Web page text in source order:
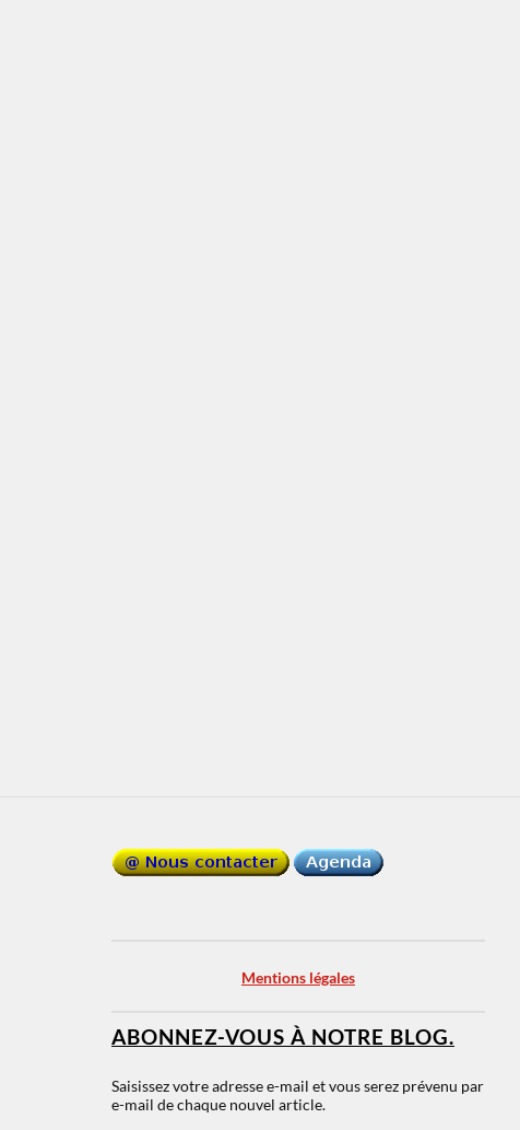
Mentions légales
ABONNEZ-VOUS À NOTRE BLOG.
Saisissez votre adresse e-mail et vous serez prévenu par
e-mail de chaque nouvel article.